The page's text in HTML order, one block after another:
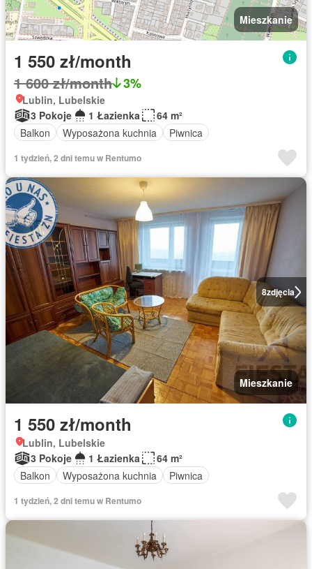
Mieszkanie
1 550 zł/month
1 600 zł/month 3%
Lublin, Lubelskie
3 Pokoje
1 Łazienka
64 m²
Balkon
Wyposażona kuchnia Piwnica
1 tydzień, 2 dni temu w Rentumo
8zdjęcia
Mieszkanie
1 550 zł/month
Lublin, Lubelskie
3 Pokoje
1 Łazienka
64 m²
Balkon
Wyposażona kuchnia Piwnica
1 tydzień, 2 dni temu w Rentumo